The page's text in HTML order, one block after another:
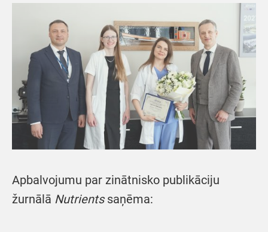
Apbalvojumu par zinātnisko publikāciju
žurnālā Nutrientssaņēma: